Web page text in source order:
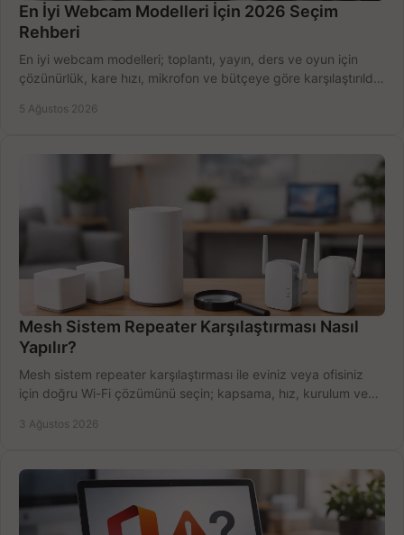
En İyi Webcam Modelleri İçin 2026 Seçim
Rehberi
En iyi webcam modelleri; toplantı, yayın, ders ve oyun için
çözünürlük, kare hızı, mikrofon ve bütçeye göre karşılaştırıldı.
5 Ağustos 2026
Mesh Sistem Repeater Karşılaştırması Nasıl
Yapılır?
Mesh sistem repeater karşılaştırması ile eviniz veya ofisiniz
için doğru Wi-Fi çözümünü seçin; kapsama, hız, kurulum ve
3 Ağustos 2026